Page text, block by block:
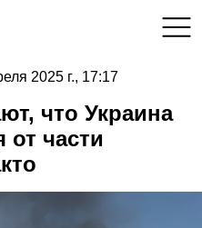
2025 г., 17:17
что Украина
от части